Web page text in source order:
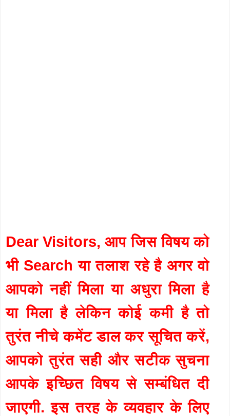
Dear Visitors, आप जिस विषय को
भी Search या तलाश रहे है अगर वो
आपको नहीं मिला या अधुरा मिला है
या मिला है लेकिन कोई कमी है तो
तुरंत नीचे कमेंट डाल कर सूचित करें,
आपको तुरंत सही और सटीक सुचना
आपके इच्छित विषय से सम्बंधित दी
जाएगी. इस तरह के व्यवहार के लिए